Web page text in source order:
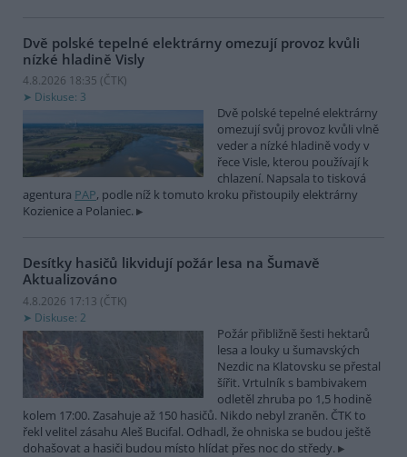
Dvě polské tepelné elektrárny omezují provoz kvůli
nízké hladině Visly
4.8.2026 18:35 (ČTK)
Diskuse: 3
Dvě polské tepelné elektrárny
omezují svůj provoz kvůli vlně
veder a nízké hladině vody v
řece Visle, kterou používají k
chlazení. Napsala to tisková
agentura PAP, podle níž k tomuto kroku přistoupily elektrárny
Kozienice a Polaniec.
Desítky hasičů likvidují požár lesa na Šumavě
Aktualizováno
4.8.2026 17:13 (ČTK)
Diskuse: 2
Požár přibližně šesti hektarů
lesa a louky u šumavských
Nezdic na Klatovsku se přestal
šířit. Vrtulník s bambivakem
odletěl zhruba po 1,5 hodině
kolem 17:00. Zasahuje až 150 hasičů. Nikdo nebyl zraněn. ČTK to
řekl velitel zásahu Aleš Bucifal. Odhadl, že ohniska se budou ještě
dohašovat a hasiči budou místo hlídat přes noc do středy.